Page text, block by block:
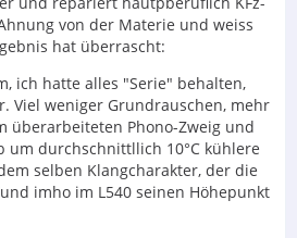
von der Materie und weiss
hat überrascht:
ich hatte alles "Serie" behalten,
Viel weniger Grundrauschen, mehr
überarbeiteten Phono-Zweig und
um durchschnittllich 10°C kühlere
selben Klangcharakter, der die
imho im L540 seinen Höhepunkt